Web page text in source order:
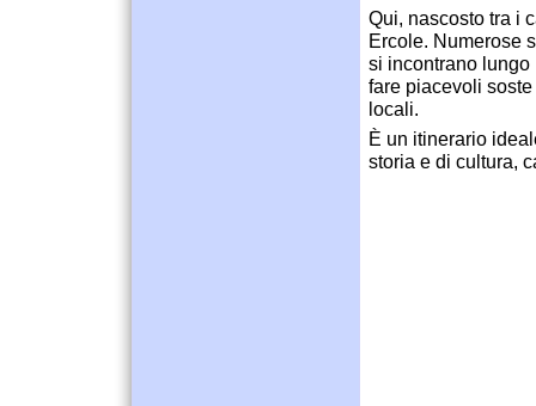
Qui, nascosto tra i
Ercole. Numerose
si incontrano
fare piacevoli
locali.
È un itinerario
storia e di cultura,